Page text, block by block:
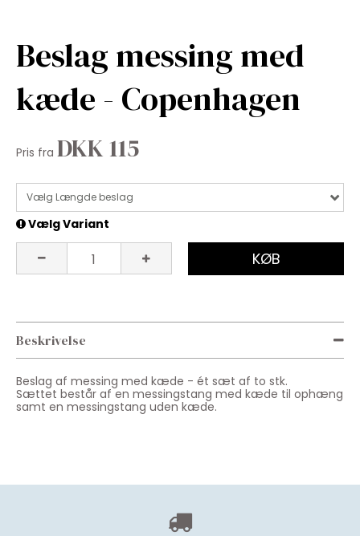
Beslag messing med
kæde - Copenhagen
Pris fra DKK 115
Vælg Længde beslag
Vælg Variant
KØB
Beskrivelse
Beslag af messing med kæde - ét sæt af to stk.
Sættet består af en messingstang med kæde til ophæng
samt en messingstang uden kæde.